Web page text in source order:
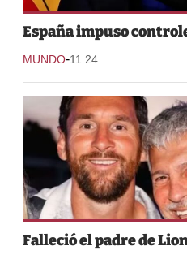
España impuso
MUNDO-11:24
Falleció el padre de